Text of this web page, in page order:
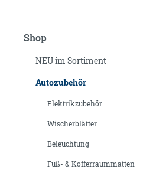
Shop
NEU im Sortiment
Autozubehör
Elektrikzubehör
Wischerblätter
Beleuchtung
Fuß- & Kofferraummatten